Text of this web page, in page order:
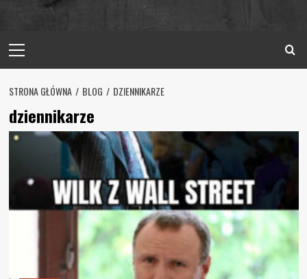
Menu
STRONA GŁÓWNA BLOG DZIENNIKARZE
dziennikarze